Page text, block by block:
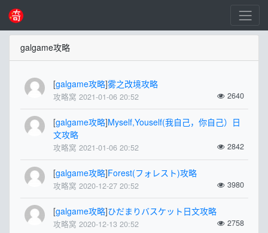
galgame攻略
[galgame攻略]雾之改境攻略
攻略窝 2021-01-06 20:52 2640
[galgame攻略]Myself,Youself(我自己，你自己）日
文攻略
攻略窝 2021-01-06 20:52 2842
[galgame攻略]Forest(フォレスト)攻略
攻略窝 2020-12-27 20:52 3980
[galgame攻略]ひだまりバスケット日文攻略
攻略窝 2020-12-13 20:52 2758